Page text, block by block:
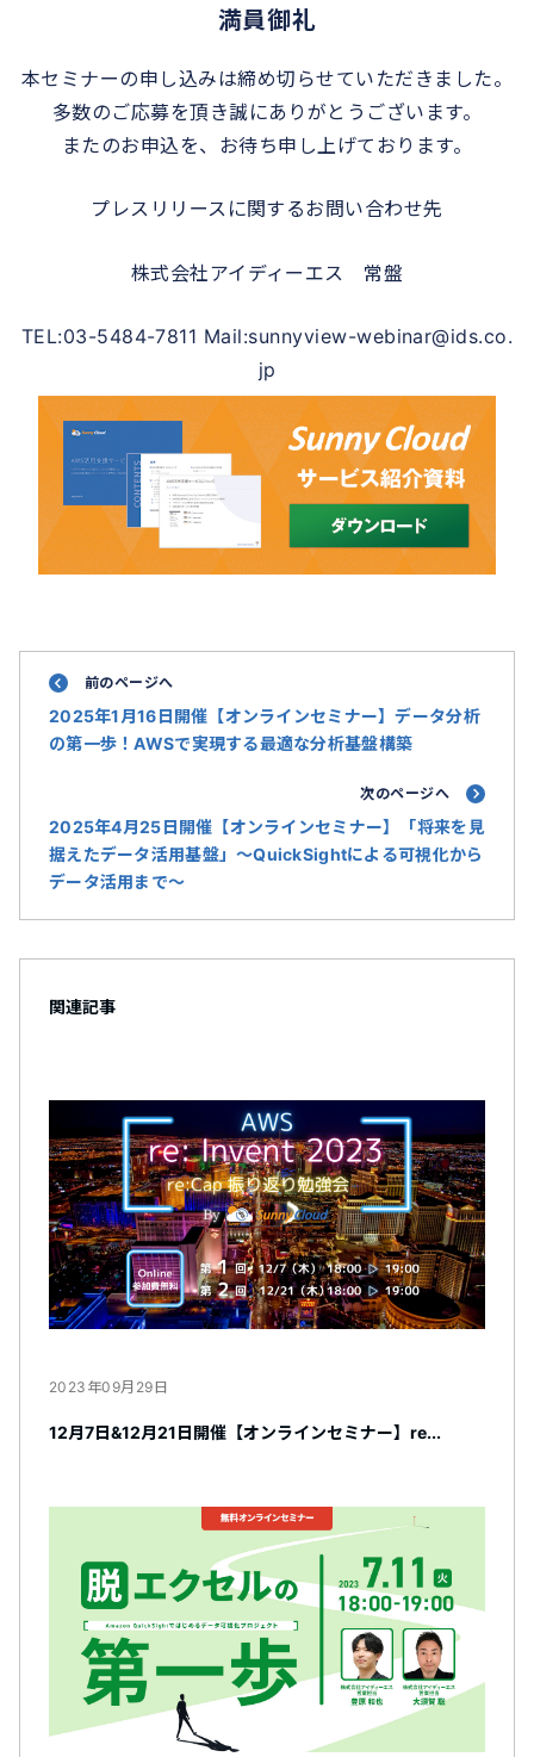
満員御礼
本セミナーの申し込みは締め切らせていただきました。
多数のご応募を頂き誠にありがとうございます。
またのお申込を、お待ち申し上げております。
プレスリリースに関するお問い合わせ先
株式会社アイディーエス 常盤
TEL:03-5484-7811 Mail:sunnyview-webinar@ids.co.
jp
前のページへ
2025年1月16日開催【オンラインセミナー】データ分析
の第一歩！AWSで実現する最適な分析基盤構築
次のページへ
2025年4月25日開催【オンラインセミナー】「将来を見
据えたデータ活用基盤」～QuickSightによる可視化から
データ活用まで～
関連記事
2023年09月29日
12月7日&12月21日開催【オンラインセミナー】re...